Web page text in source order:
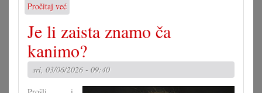
Pročitaj već
60
ljet
dvojezična
sridnja/glavna
škola
VB
Je li zaista znamo ča
kanimo?
sri, 03/06/2026 - 09:40